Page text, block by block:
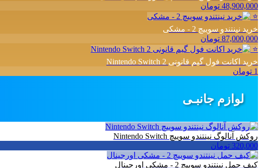
48,900,000 تومان
⭐
خرید نینتندو سوییچ 2 - مشکی
87,000,000 تومان
⭐
خرید اکانت فول گیم قانونی Nintendo Switch 2
1 تومان
لوازم جانبـی
روکش آنالوگ نینتندو سوییچ Nintendo Switch
320,000 تومان
کیف حمل نینتندو سوییچ 2 - مشکی اورجینال